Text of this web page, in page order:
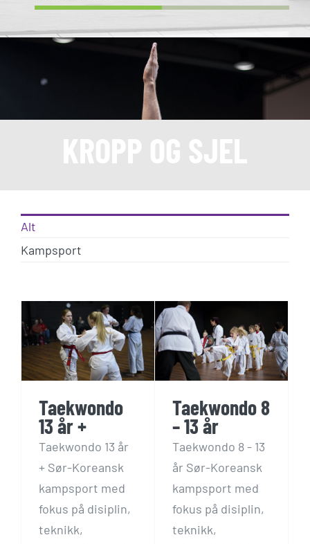
KROPP OG SJEL
Alt
Kampsport
Taekwondo
13 år +
Taekwondo 13 år
+ Sør-Koreansk
kampsport med
fokus på disiplin,
teknikk,
Taekwondo 8
– 13 år
Gruppetimer Kampsport
Taekwondo 8
– 13 år
Taekwondo 8 - 13
år Sør-Koreansk
kampsport med
fokus på disiplin,
teknikk,